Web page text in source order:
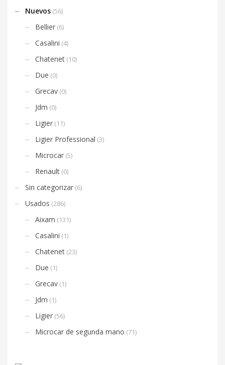
Nuevos (56)
Bellier (6)
Casalini (4)
Chatenet (10)
Due (0)
Grecav (0)
Jdm (0)
Ligier (11)
Ligier Professional (3)
Microcar (5)
Renault (0)
Sin categorizar (6)
Usados (286)
Aixam (131)
Casalini (1)
Chatenet (23)
Due (1)
Grecav (1)
Jdm (1)
Ligier (56)
Microcar de segunda mano (71)